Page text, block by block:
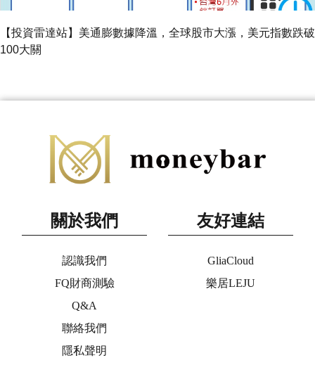
【投資雷達站】美通膨數據降溫，全球股市大漲，美元指數跌破
100大關
關於我們
認識我們
FQ財商測驗
Q&A
聯絡我們
隱私聲明
友好連結
GliaCloud
樂居LEJU